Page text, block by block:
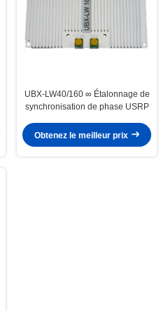
UBX-LW40/160 ∞ Étalonnage de
synchronisation de phase USRP
Obtenez le meilleur prix